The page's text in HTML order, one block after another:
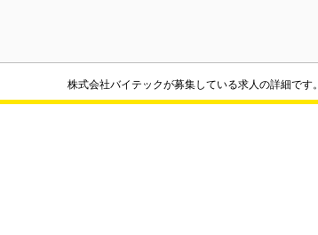
株式会社バイテックが募集している求人の詳細です。